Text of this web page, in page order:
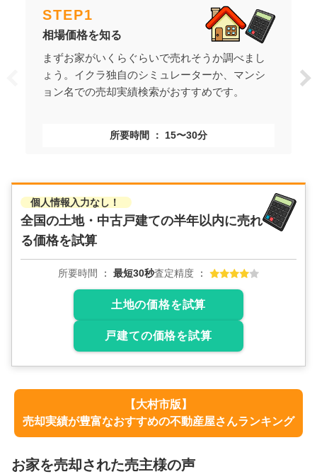
STEP1
相場価格を知る
まずお家がいくらぐらいで売れそうか調べまし
ょう。イクラ独自のシミュレーターか、マンシ
ョン名での売却実績検索がおすすめです。
所要時間 15〜30分
個人情報入力なし！
全国の土地・中古戸建ての半年以内に売れ
る価格を試算
所要時間 最短30秒査定精度
土地の価格を試算
戸建ての価格を試算
【大村市版】
売却実績が豊富なおすすめの不動産屋さんランキング
お家を売却された売主様の声